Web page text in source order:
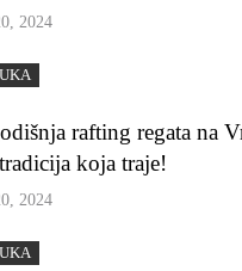
2024
rafting regata na
koja traje!
2024